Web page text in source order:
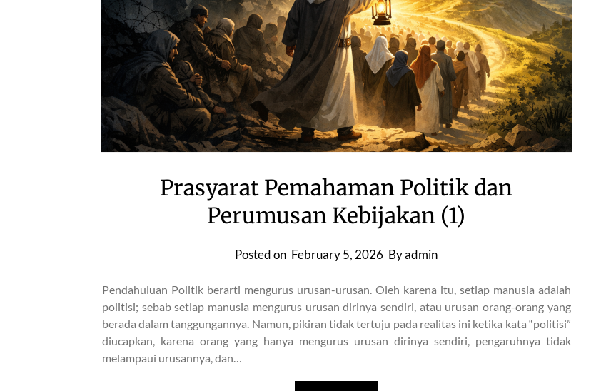
Prasyarat Pemahaman Politik dan
Perumusan Kebijakan (1)
Posted on February 5, 2026 By admin
Pendahuluan Politik berarti mengurus urusan-urusan. Oleh karena itu, setiap manusia adalah
politisi; sebab setiap manusia mengurus urusan dirinya sendiri, atau urusan orang-orang yang
berada dalam tanggungannya. Namun, pikiran tidak tertuju pada realitas ini ketika kata “politisi”
diucapkan, karena orang yang hanya mengurus urusan dirinya sendiri, pengaruhnya tidak
melampaui urusannya, dan…